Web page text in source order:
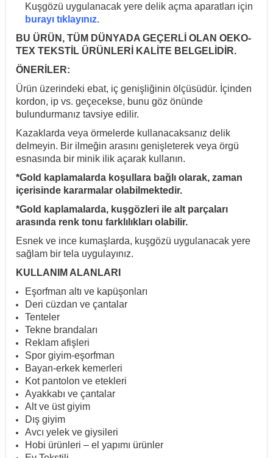
Kuşgözü uygulanacak yere delik açma aparatları için
burayı tıklayınız.
BU ÜRÜN, TÜM DÜNYADA GEÇERLİ OLAN OEKO-
TEX TEKSTİL ÜRÜNLERİ KALİTE BELGELİDİR.
ÖNERİLER:
Ürün üzerindeki ebat, iç genişliğinin ölçüsüdür. İçinden
kordon, ip vs. geçecekse, bunu göz önünde
bulundurmanız tavsiye edilir.
Kazaklarda veya örmelerde kullanacaksanız delik
delmeyin. Bir ilmeğin arasını genişleterek veya örgü
esnasında bir minik ilik açarak kullanın.
*Gold kaplamalarda koşullara bağlı olarak, zaman
içerisinde kararmalar olabilmektedir.
*Gold kaplamalarda, kuşgözleri ile alt parçaları
arasında renk tonu farklılıkları olabilir.
Esnek ve ince kumaşlarda, kuşgözü uygulanacak yere
sağlam bir tela uygulayınız.
KULLANIM ALANLARI
Eşorfman altı ve kapüşonları
Deri cüzdan ve çantalar
Tenteler
Tekne brandaları
Reklam afişleri
Spor giyim-eşorfman
Bayan-erkek kemerleri
Kot pantolon ve etekleri
Ayakkabı ve çantalar
Alt ve üst giyim
Dış giyim
Avcı yelek ve giysileri
Hobi ürünleri – el yapımı ürünler